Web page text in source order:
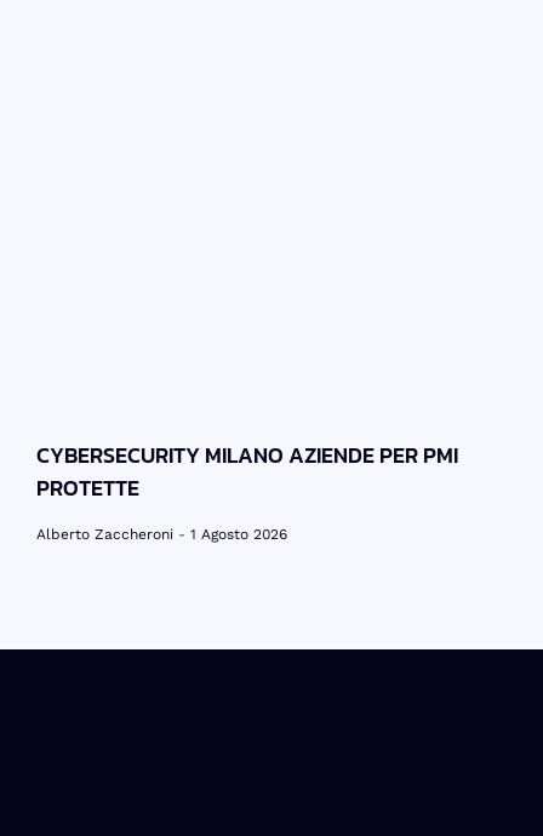
CYBERSECURITY MILANO AZIENDE PER PMI
PROTETTE
Alberto Zaccheroni 1 Agosto 2026